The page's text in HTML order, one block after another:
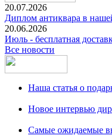
20.07.2026
Диплом антиквара в
20.06.2026
Июль - бесплатная
Все новости
Наша статья о
Новое интервью
Самые ожидаемые